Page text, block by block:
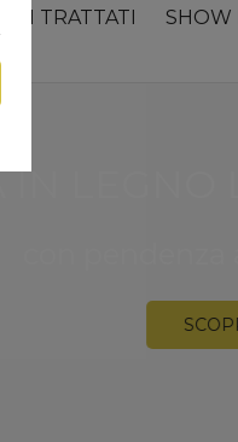
TRATTATI
SHOW
ABETE